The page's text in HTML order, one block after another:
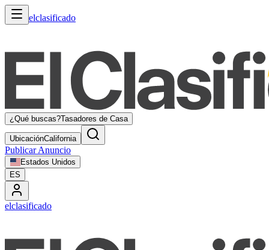
elclasificado
¿Qué buscas?Tasadores de Casa
UbicaciónCalifornia
Publicar Anuncio
Estados Unidos
ES
elclasificado